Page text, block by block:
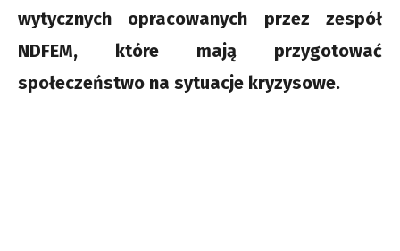
wytycznych opracowanych przez zespół
NDFEM, które mają przygotować
społeczeństwo na sytuacje kryzysowe.